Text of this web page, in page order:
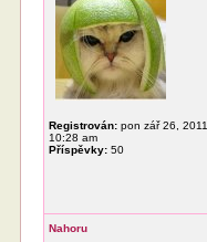
Registrován: pon zář 26, 2011
10:28 am
Příspěvky: 50
Nahoru